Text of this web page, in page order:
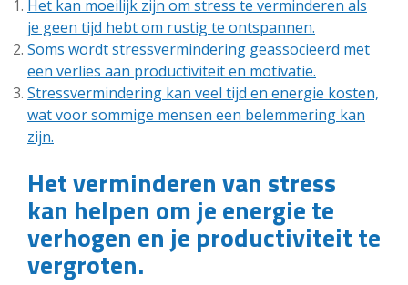
Het kan moeilijk zijn om stress te verminderen als
je geen tijd hebt om rustig te ontspannen.
Soms wordt stressvermindering geassocieerd met
een verlies aan productiviteit en motivatie.
Stressvermindering kan veel tijd en energie kosten,
wat voor sommige mensen een belemmering kan
zijn.
Het verminderen van stress
kan helpen om je energie te
verhogen en je productiviteit te
vergroten.